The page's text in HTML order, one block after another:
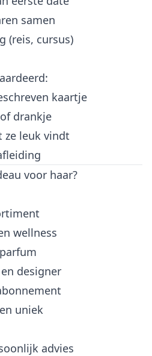
samen
(reis, cursus)
kaartje
drankje
ze leuk vindt
voor haar?
wellness
designer
uniek
advies